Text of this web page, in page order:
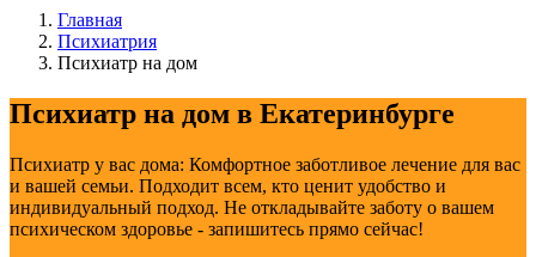
Главная
Психиатрия
Психиатр на дом
Психиатр на дом в Екатеринбурге
Психиатр у вас дома: Комфортное заботливое лечение для вас
и вашей семьи. Подходит всем, кто ценит удобство и
индивидуальный подход. Не откладывайте заботу о вашем
психическом здоровье - запишитесь прямо сейчас!